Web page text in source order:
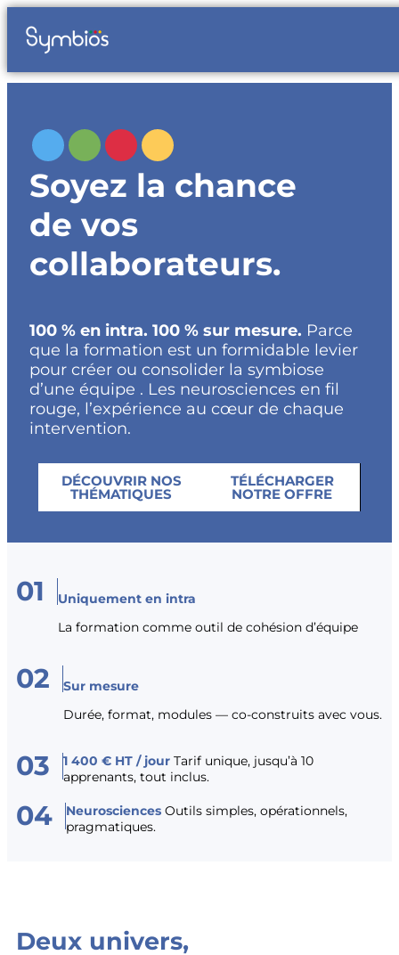
Soyez la chance
de vos
collaborateurs.
100 % en intra. 100 % sur mesure. Parce
que la formation est un formidable levier
pour créer ou consolider la symbiose
d’une équipe . Les neurosciences en fil
rouge, l’expérience au cœur de chaque
intervention.
DÉCOUVRIR NOS
THÉMATIQUES
TÉLÉCHARGER
NOTRE OFFRE
01
Uniquement en intra
La formation comme outil de cohésion d’équipe
02
Sur mesure
Durée, format, modules — co-construits avec vous.
03 1 400 € HT / jour Tarif unique, jusqu’à 10
apprenants, tout inclus.
04 Neurosciences Outils simples, opérationnels,
pragmatiques.
Deux univers,